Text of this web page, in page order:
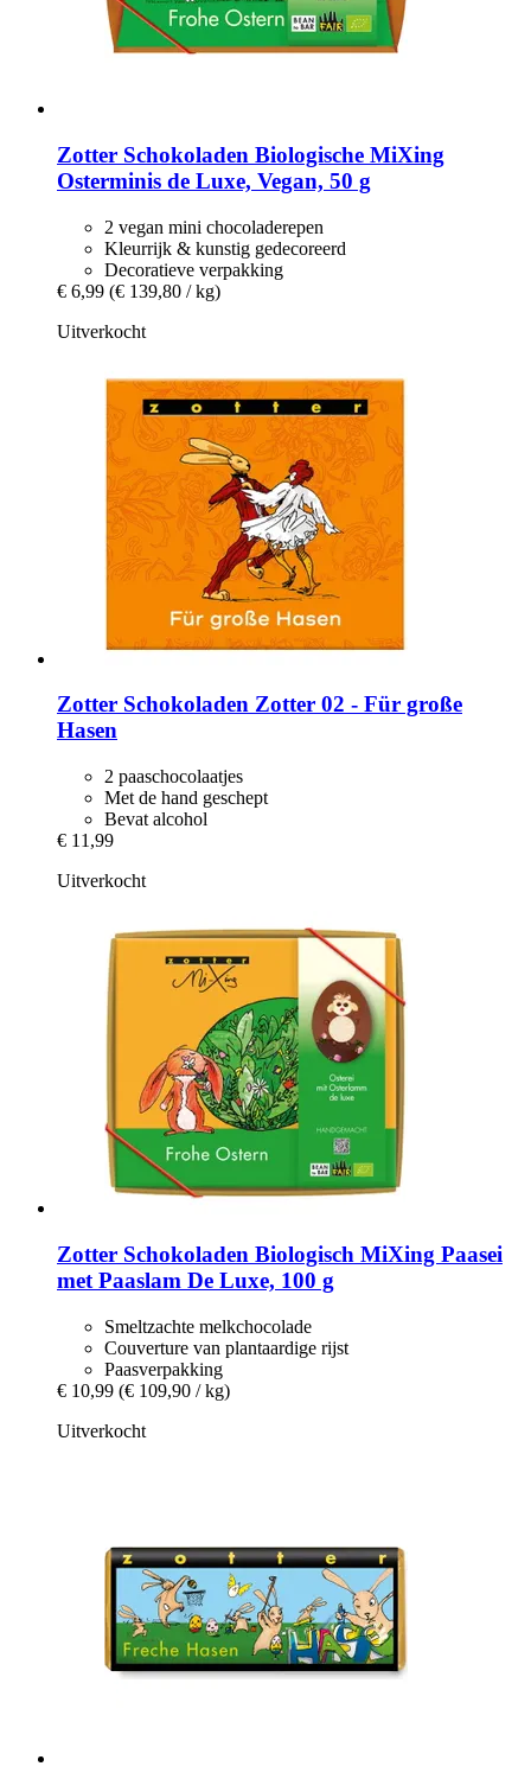
Zotter Schokoladen Biologische MiXing
Osterminis de Luxe, Vegan, 50 g
2 vegan mini chocoladerepen
Kleurrijk & kunstig gedecoreerd
Decoratieve verpakking
€ 6,99 (€ 139,80 / kg)
Uitverkocht
Zotter Schokoladen Zotter 02 -​ Für große
Hasen
2 paaschocolaatjes
Met de hand geschept
Bevat alcohol
€ 11,99
Uitverkocht
Zotter Schokoladen Biologisch MiXing Paasei
met Paaslam De Luxe, 100 g
Smeltzachte melkchocolade
Couverture van plantaardige rijst
Paasverpakking
€ 10,99 (€ 109,90 / kg)
Uitverkocht